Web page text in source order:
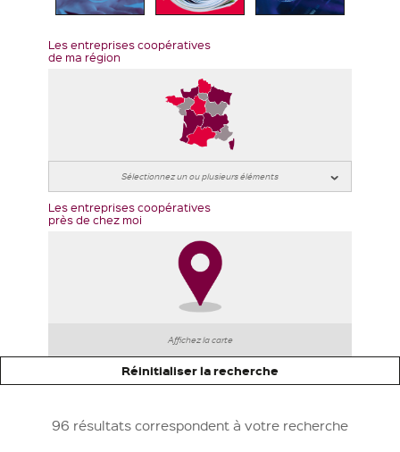
Les entreprises coopératives
de ma région
Les entreprises coopératives
près de chez moi
Affichez la carte
Réinitialiser la recherche
96 résultats correspondent à votre recherche